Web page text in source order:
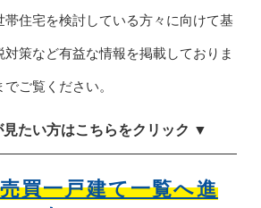
帯住宅を検討している方々に向けて基
策など有益な情報を掲載しておりま
ご覧ください。
たい方はこちらをクリック ▼
買一戸建て一覧へ進